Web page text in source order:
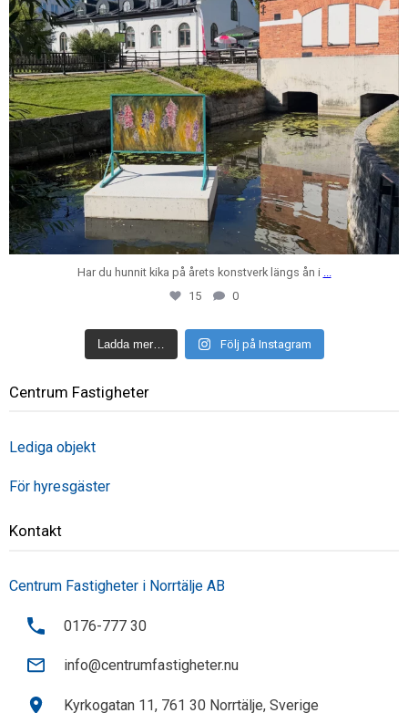
Har du hunnit kika på årets konstverk längs ån i
15
0
Ladda mer… Följ på Instagram
Centrum Fastigheter
Lediga objekt
För hyresgäster
Kontakt
Centrum Fastigheter i Norrtälje AB
0176-777 30
info@centrumfastigheter.nu
Kyrkogatan 11, 761 30 Norrtälje, Sverige